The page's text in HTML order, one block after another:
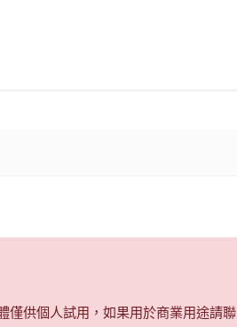
僅供個人試用，如果用於商業用途請聯